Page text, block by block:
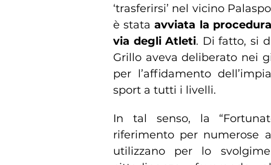
‘trasferirsi’ nel vicino
è stataavviata la
via degli Atleti. Di fatto, si
Grillo aveva deliberato nei
per l’affidamento
sport a tutti i livelli.
In tal senso, la
riferimento per numerose
utilizzano per lo